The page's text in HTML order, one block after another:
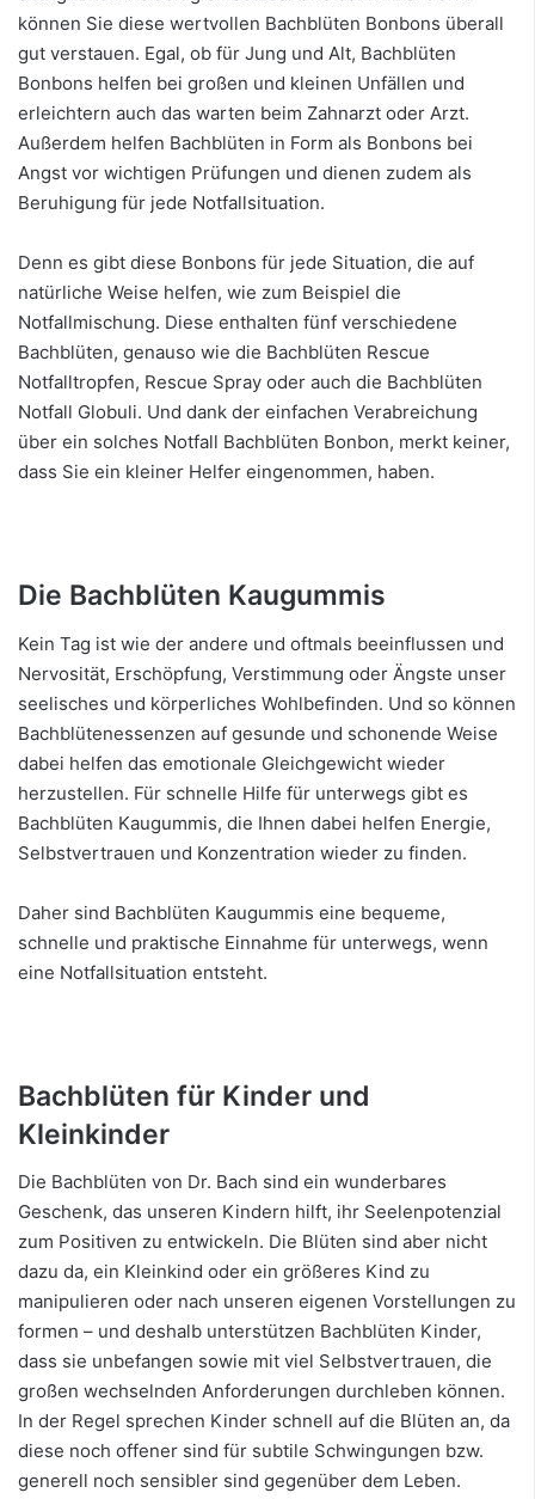
können Sie diese wertvollen Bachblüten Bonbons überall
gut verstauen. Egal, ob für Jung und Alt, Bachblüten
Bonbons helfen bei großen und kleinen Unfällen und
erleichtern auch das warten beim Zahnarzt oder Arzt.
Außerdem helfen Bachblüten in Form als Bonbons bei
Angst vor wichtigen Prüfungen und dienen zudem als
Beruhigung für jede Notfallsituation.
Denn es gibt diese Bonbons für jede Situation, die auf
natürliche Weise helfen, wie zum Beispiel die
Notfallmischung. Diese enthalten fünf verschiedene
Bachblüten, genauso wie die Bachblüten Rescue
Notfalltropfen, Rescue Spray oder auch die Bachblüten
Notfall Globuli. Und dank der einfachen Verabreichung
über ein solches Notfall Bachblüten Bonbon, merkt keiner,
dass Sie ein kleiner Helfer eingenommen, haben.
Die Bachblüten Kaugummis
Kein Tag ist wie der andere und oftmals beeinflussen und
Nervosität, Erschöpfung, Verstimmung oder Ängste unser
seelisches und körperliches Wohlbefinden. Und so können
Bachblütenessenzen auf gesunde und schonende Weise
dabei helfen das emotionale Gleichgewicht wieder
herzustellen. Für schnelle Hilfe für unterwegs gibt es
Bachblüten Kaugummis, die Ihnen dabei helfen Energie,
Selbstvertrauen und Konzentration wieder zu finden.
Daher sind Bachblüten Kaugummis eine bequeme,
schnelle und praktische Einnahme für unterwegs, wenn
eine Notfallsituation entsteht.
Bachblüten für Kinder und
Kleinkinder
Die Bachblüten von Dr. Bach sind ein wunderbares
Geschenk, das unseren Kindern hilft, ihr Seelenpotenzial
zum Positiven zu entwickeln. Die Blüten sind aber nicht
dazu da, ein Kleinkind oder ein größeres Kind zu
manipulieren oder nach unseren eigenen Vorstellungen zu
formen – und deshalb unterstützen Bachblüten Kinder,
dass sie unbefangen sowie mit viel Selbstvertrauen, die
großen wechselnden Anforderungen durchleben können.
In der Regel sprechen Kinder schnell auf die Blüten an, da
diese noch offener sind für subtile Schwingungen bzw.
generell noch sensibler sind gegenüber dem Leben.